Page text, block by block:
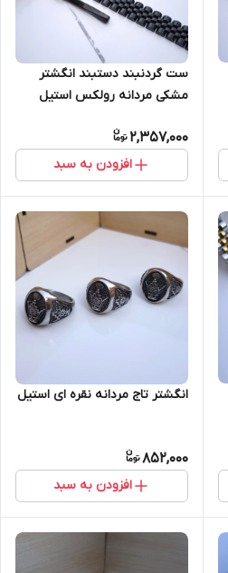
ست گردنبند دستبند انگشتر
مشکی مردانه رولکس استیل
2,357,000
افزودن به سبد
انگشتر تاج مردانه نقره ای استیل
852,000
افزودن به سبد